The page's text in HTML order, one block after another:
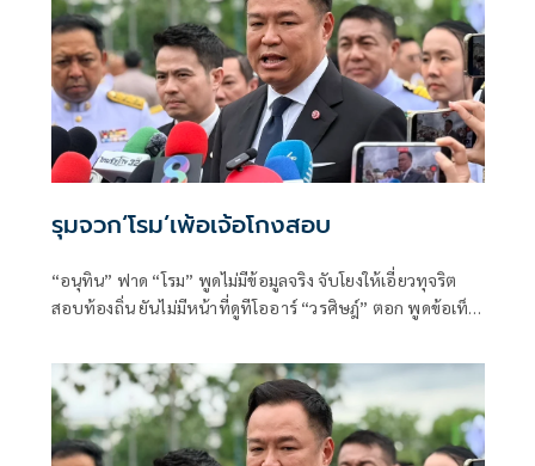
รุมจวก‘โรม’เพ้อเจ้อโกงสอบ
“อนุทิน” ฟาด “โรม” พูดไม่มีข้อมูลจริง จับโยงให้เอี่ยวทุจริต
สอบท้องถิ่น ยันไม่มีหน้าที่ดูทีโออาร์ “วรศิษฎ์” ตอก พูดข้อเท็จ